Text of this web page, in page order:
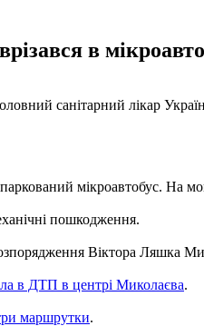
в
санітарний лікар
мікроавтобус. На
пошкодження.
Віктора Ляшка
в ДТП в центрі Миколаєва.
маршрутки.